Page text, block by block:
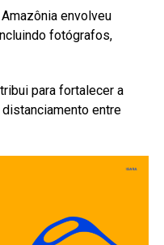
envolveu
fotógrafos,
para fortalecer a
entre